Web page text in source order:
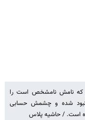
که نامش نامشخص است را
کبود شده و چشمش حسابی
است. / حاشیه پلاس